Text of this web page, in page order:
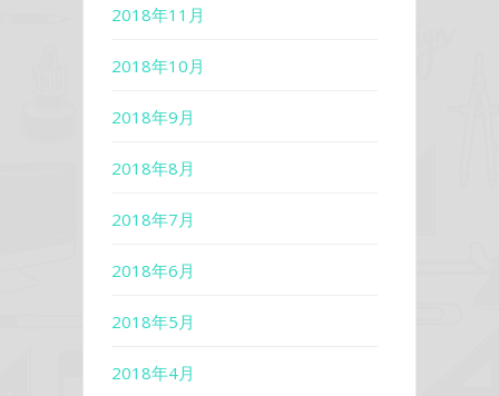
2018年11月
2018年10月
2018年9月
2018年8月
2018年7月
2018年6月
2018年5月
2018年4月